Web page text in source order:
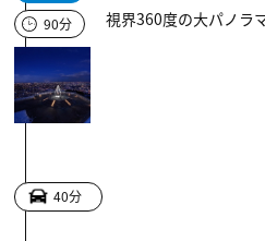
90分
視界360度の大パノラ
40分